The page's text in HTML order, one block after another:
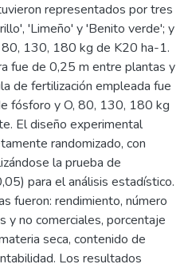
representados por tres
'Limeño' y 'Benito verde'; y
130, 180 kg de K20 ha-1.
fue de 0,25 m entre plantas y
de fertilización empleada fue
fósforo y O, 80, 130, 180 kg
El diseño experimental
randomizado, con
la prueba de
para el análisis estadístico.
fueron: rendimiento, número
y no comerciales, porcentaje
seca, contenido de
Los resultados